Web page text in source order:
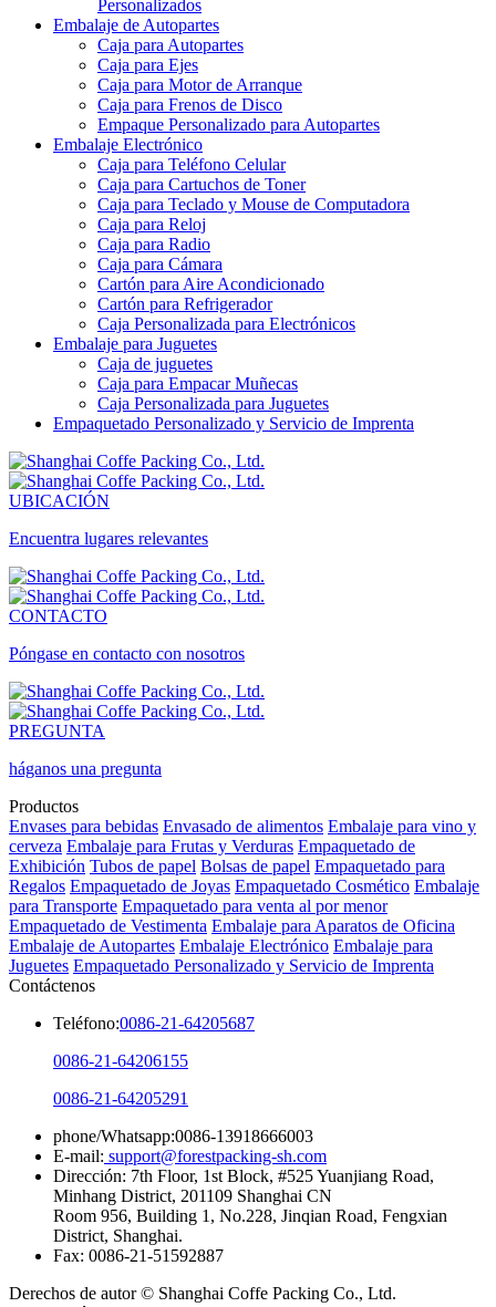
Cuaderno
Empaquetado de Dispositivos de Oficina
Personalizados
Embalaje de Autopartes
Caja para Autopartes
Caja para Ejes
Caja para Motor de Arranque
Caja para Frenos de Disco
Empaque Personalizado para Autopartes
Embalaje Electrónico
Caja para Teléfono Celular
Caja para Cartuchos de Toner
Caja para Teclado y Mouse de Computadora
Caja para Reloj
Caja para Radio
Caja para Cámara
Cartón para Aire Acondicionado
Cartón para Refrigerador
Caja Personalizada para Electrónicos
Embalaje para Juguetes
Caja de juguetes
Caja para Empacar Muñecas
Empaquetado Personalizado y Servicio de Imprenta
UBICACIÓN
Encuentra lugares relevantes
CONTACTO
Póngase en contacto con nosotros
PREGUNTA
háganos una pregunta
Productos
Envases para bebidas Envasado de alimentos Embalaje para vino y
cerveza Embalaje para Frutas y Verduras Empaquetado de
Exhibición Tubos de papel Bolsas de papel Empaquetado para
Regalos Empaquetado de Joyas Empaquetado Cosmético Embalaje
para Transporte Empaquetado para venta al por menor
Empaquetado de Vestimenta Embalaje para Aparatos de Oficina
Embalaje de Autopartes
Contáctenos
Teléfono:0086-21-64205687
0086-21-64206155
0086-21-64205291
phone/Whatsapp:0086-13918666003
E-mail:support@forestpacking-sh.com
Dirección: 7th Floor, 1st Block, #525 Yuanjiang Road,
Minhang District, 201109 Shanghai CN
Room 956, Building 1, No.228, Jinqian Road, Fengxian
Fax: 0086-21-51592887